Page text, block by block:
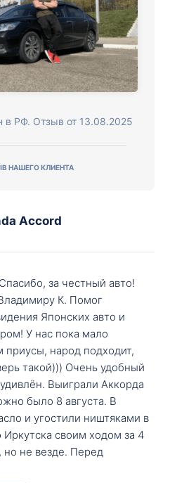
в РФ. Отзыв от 13.08.2025
НАШЕГО КЛИЕНТА
Accord
за честный авто!
К. Помог
Японских авто и
У нас пока мало
приусы, народ подходит,
такой))) Очень удобный
Выиграли Аккорда
было 8 августа. В
и угостили ништяками в
своим ходом за 4
но не везде. Перед